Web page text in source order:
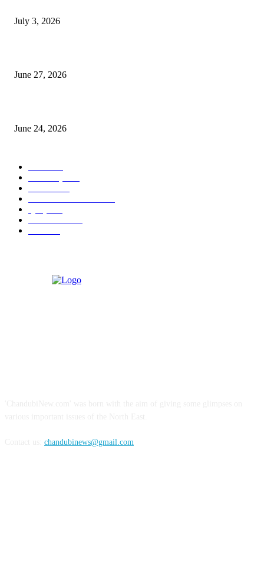
July 3, 2026
June 27, 2026
June 24, 2026
chandubinews@gmail.com